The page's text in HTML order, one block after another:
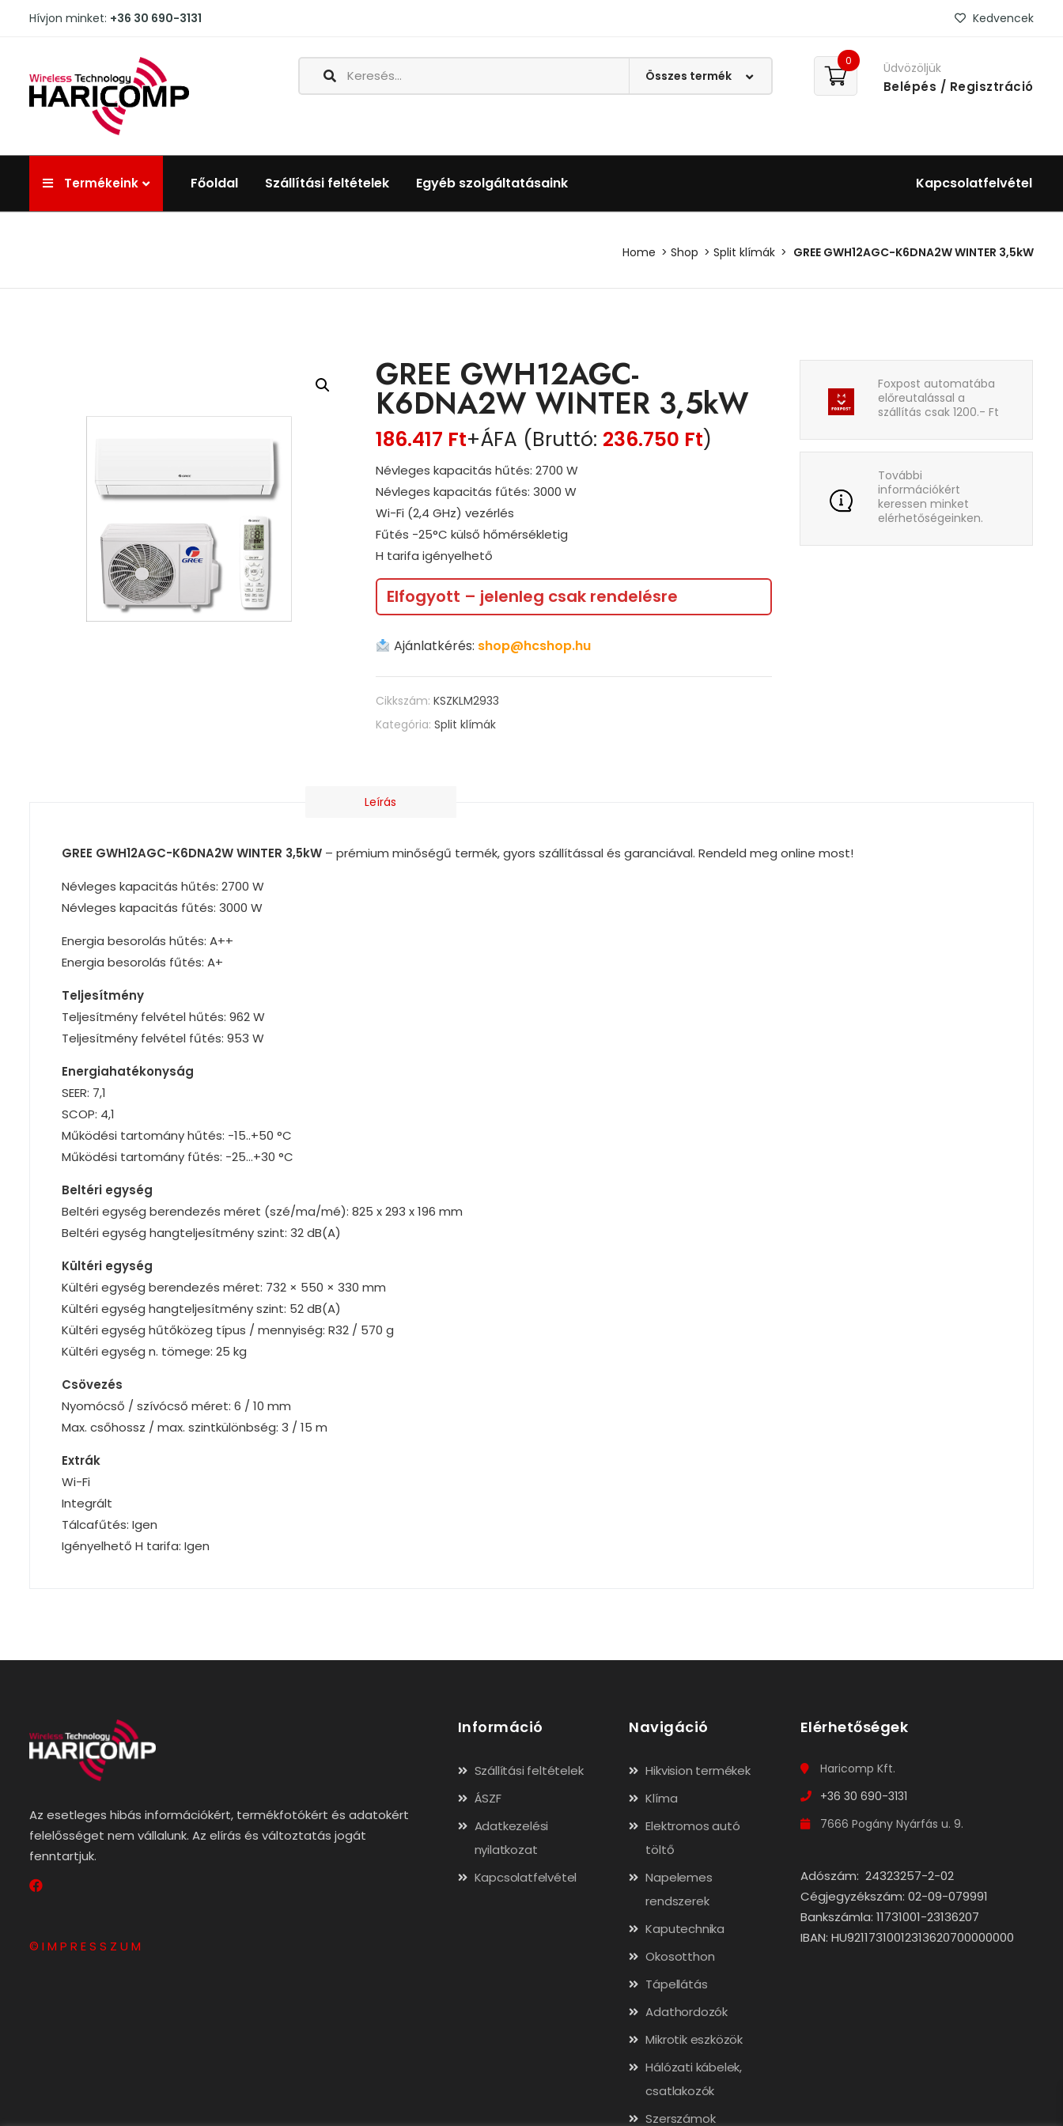
Hívjon minket: +36 30 690-3131 Kedvencek
0 Üdvözöljük
Belépés / Regisztráció
Termékeink Főoldal Szállítási feltételek Egyéb szolgáltatásaink Kapcsolatfelvétel
Home Shop Split klímák GREE GWH12AGC-K6DNA2W WINTER 3,5kW
GREE GWH12AGC-
K6DNA2W WINTER 3,5kW
186.417 Ft+ÁFA (Bruttó: 236.750 Ft)
Névleges kapacitás hűtés: 2700 W
Névleges kapacitás fűtés: 3000 W
Wi-Fi (2,4 GHz) vezérlés
Fűtés -25°C külső hőmérsékletig
H tarifa igényelhető
Elfogyott – jelenleg csak rendelésre
Ajánlatkérés: shop@hcshop.hu
Cikkszám:KSZKLM2933
Kategória:Split klímák
Foxpost automatába
előreutalással a
szállítás csak 1200.- Ft
További
információkért
keressen minket
elérhetőségeinken.
Leírás
GREE GWH12AGC-K6DNA2W WINTER 3,5kW – prémium minőségű termék, gyors szállítással és garanciával. Rendeld meg online most!
Névleges kapacitás hűtés: 2700 W
Névleges kapacitás fűtés: 3000 W
Energia besorolás hűtés: A++
Energia besorolás fűtés: A+
Teljesítmény
Teljesítmény felvétel hűtés: 962 W
Teljesítmény felvétel fűtés: 953 W
Energiahatékonyság
SEER: 7,1
SCOP: 4,1
Működési tartomány hűtés: -15..+50 °C
Működési tartomány fűtés: -25…+30 °C
Beltéri egység
Beltéri egység berendezés méret (szé/ma/mé): 825 x 293 x 196 mm
Beltéri egység hangteljesítmény szint: 32 dB(A)
Kültéri egység
Kültéri egység berendezés méret: 732 × 550 × 330 mm
Kültéri egység hangteljesítmény szint: 52 dB(A)
Kültéri egység hűtőközeg típus / mennyiség: R32 / 570 g
Kültéri egység n. tömege: 25 kg
Csövezés
Nyomócső / szívócső méret: 6 / 10 mm
Max. csőhossz / max. szintkülönbség: 3 / 15 m
Extrák
Wi-Fi
Integrált
Tálcafűtés: Igen
Igényelhető H tarifa: Igen
Az esetleges hibás információkért, termékfotókért és adatokért
felelősséget nem vállalunk. Az elírás és változtatás jogát
fenntartjuk.
© I M P R E S S Z U M
Információ
Szállítási feltételek
ÁSZF
Adatkezelési
nyilatkozat
Kapcsolatfelvétel
Navigáció
Hikvision termékek
Klíma
Elektromos autó
töltő
Napelemes
rendszerek
Kaputechnika
Okosotthon
Tápellátás
Adathordozók
Mikrotik eszközök
Hálózati kábelek,
csatlakozók
Szerszámok
Elérhetőségek
Haricomp Kft.
+36 30 690-3131
7666 Pogány Nyárfás u. 9.
Adószám: 24323257-2-02
Cégjegyzékszám: 02-09-079991
Bankszámla: 11731001-23136207
IBAN: HU92117310012313620700000000